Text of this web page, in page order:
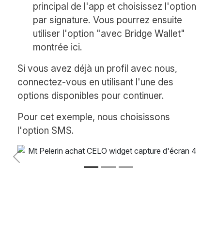
principal de l'app et choisissez l'option
par signature. Vous pourrez ensuite
utiliser l'option "avec Bridge Wallet"
montrée ici.
Si vous avez déjà un profil avec nous,
connectez-vous en utilisant l'une des
options disponibles pour continuer.
Pour cet exemple, nous choisissons
l'option SMS.
Précédent
Suivant